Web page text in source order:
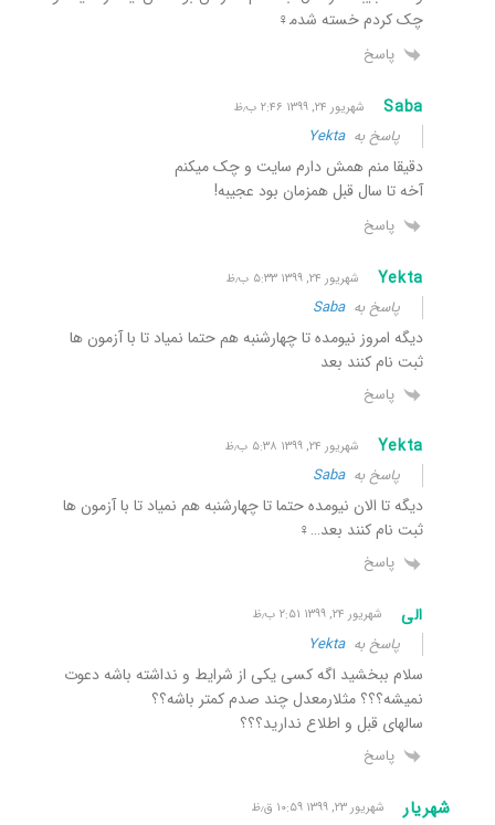
چک کردم خسته شدم‍♀️
پاسخ
Saba شهریور ۲۴, ۱۳۹۹ ۲:۴۶ ب٫ظ
پاسخ بهYekta
دقیقا منم همش دارم سایت و چک میکنم
آخه تا سال قبل همزمان بود عجیبه!
پاسخ
Yekta شهریور ۲۴, ۱۳۹۹ ۵:۳۳ ب٫ظ
پاسخ بهSaba
دیگه امروز نیومده تا چهارشنبه هم حتما نمیاد تا با آزمون ها
ثبت نام کنند بعد
پاسخ
Yekta شهریور ۲۴, ۱۳۹۹ ۵:۳۸ ب٫ظ
پاسخ بهSaba
دیگه تا الان نیومده حتما تا چهارشنبه هم نمیاد تا با آزمون ها
ثبت نام کنند بعد…‍♀️
پاسخ
الی شهریور ۲۴, ۱۳۹۹ ۲:۵۱ ب٫ظ
پاسخ بهYekta
سلام ببخشید اگه کسی یکی از شرایط و نداشته باشه دعوت
نمیشه؟؟؟ مثلارمعدل چند صدم کمتر باشه؟؟
سالهای قبل و اطلاع ندارید؟؟؟
پاسخ
شهریار شهریور ۲۳, ۱۳۹۹ ۱۰:۵۹ ق٫ظ